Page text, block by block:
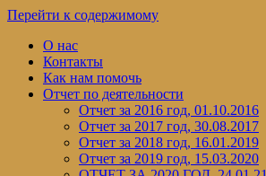
Перейти к содержимому
О нас
Контакты
Как нам помочь
Отчет по деятельности
Отчет за 2016 год, 01.10.2016
Отчет за 2017 год, 30.08.2017
Отчет за 2018 год, 16.01.2019
Отчет за 2019 год, 15.03.2020